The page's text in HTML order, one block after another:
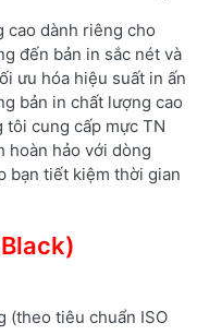
cao dành riêng cho
đến bản in sắc nét và
ưu hóa hiệu suất in ấn
bản in chất lượng cao
cung cấp mực TN
hoàn hảo với dòng
bạn tiết kiệm thời gian
(theo tiêu chuẩn ISO